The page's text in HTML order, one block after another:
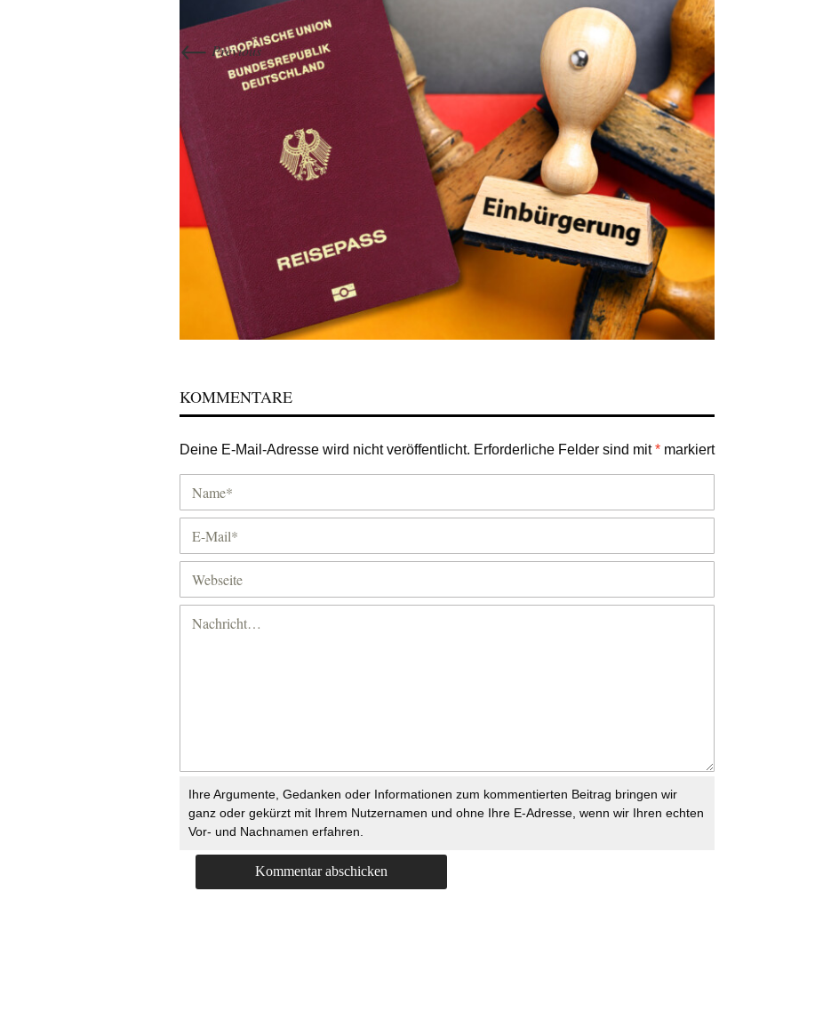
← Previous
KOMMENTARE
Deine E-Mail-Adresse wird nicht veröffentlicht. Erforderliche Felder sind mit* markiert
Ihre Argumente, Gedanken oder Informationen zum kommentierten Beitrag bringen wir
ganz oder gekürzt mit Ihrem Nutzernamen und ohne Ihre E-Adresse, wenn wir Ihren echten
Vor- und Nachnamen erfahren.